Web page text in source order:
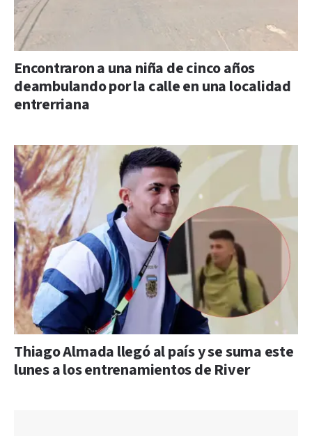
Encontraron a una niña de cinco años
deambulando por la calle en una localidad
entrerriana
Thiago Almada llegó al país y se suma este
lunes a los entrenamientos de River